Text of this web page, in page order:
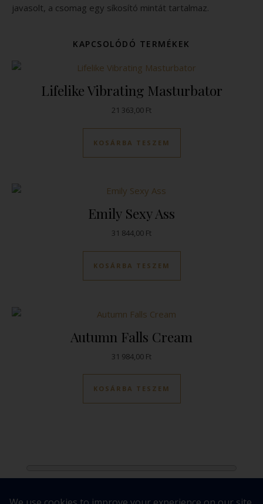
javasolt, a csomag egy síkosító mintát tartalmaz.
KAPCSOLÓDÓ TERMÉKEK
Lifelike Vibrating Masturbator
21 363,00 Ft
KOSÁRBA TESZEM
Emily Sexy Ass
31 844,00 Ft
KOSÁRBA TESZEM
Autumn Falls Cream
31 984,00 Ft
KOSÁRBA TESZEM